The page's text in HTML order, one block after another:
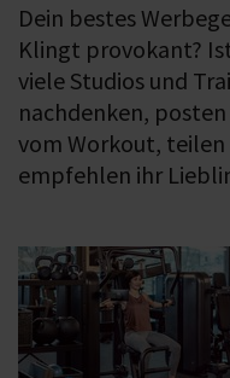
Dein bestes
Klingt provokant?
viele Studios und
nachdenken,
vom Workout,
empfehlen ihr